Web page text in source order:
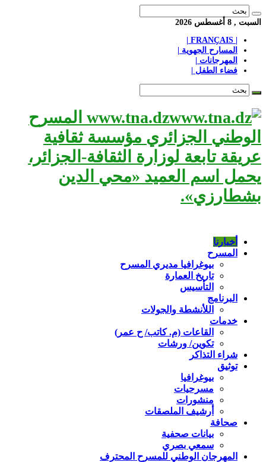
السبت , 8 أغسطس 2026
المسارح الجهوية |
المهرجانات |
فضاء الطفل |
www.tna.dz المسرح
الوطني الجزائري مؤسسة ثقافية
عريقة تابعة لوزارة الثقافة-الجزائر،
يحمل اسم العميد «محي الدين
بشطارزي».
أخبارنا
المسرح
بيوغرافيا مديري المسرح
تاريخ العمارة
التأسيس
البرنامج
اللأنشطة والجولات
خدمات
القاعات (م. كاتب/ ح عمر)
تكوين/ ورشات
شراء التذاكر
توثيق
بيوغرافيا
مسرحيات
منشورات
أرشيف الملصقات
صحافة
بيانات صحفية
سمعي بصري
المهرجان الوطني للمسرح المحترف